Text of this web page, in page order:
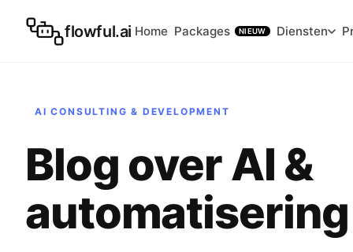
flowful.ai Home Packages NIEUW Diensten
AI CONSULTING & DEVELOPMENT
Blog over AI &
automatisering